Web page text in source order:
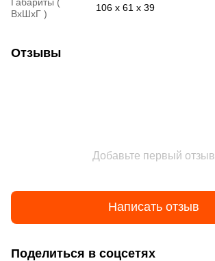
ВxШxГ )
106 х 61 х 39
Отзывы
Добавьте первый отзыв
Написать отзыв
Поделиться в соцсетях